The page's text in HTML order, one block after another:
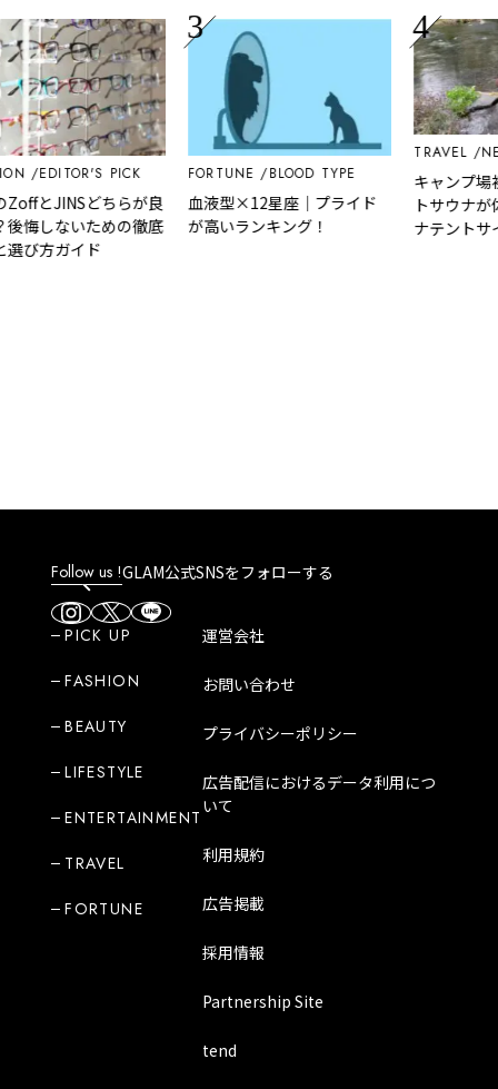
EDITOR'S PICK
JINSどちらが良
ないための徹底
ガイド
FORTUNE BLOOD TYPE
血液型×12星座｜プライド
が高いランキング！
TRAVEL NEWS
キャンプ場初!
トサウナが体
ナテントサイト
Follow us !GLAM公式SNSをフォローする
PICK UP
FASHION
BEAUTY
LIFESTYLE
ENTERTAINMENT
TRAVEL
FORTUNE
運営会社
お問い合わせ
プライバシーポリシー
広告配信におけるデータ利用につ
いて
利用規約
広告掲載
採用情報
Partnership Site
tend